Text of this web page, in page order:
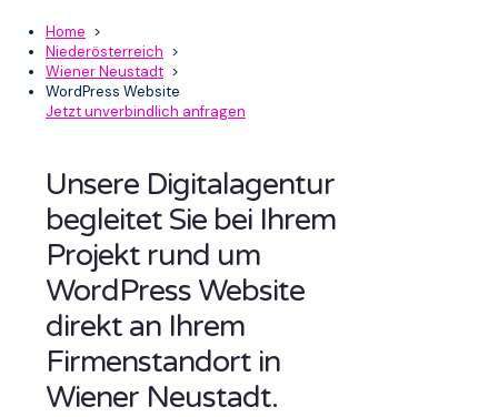
Home >
Niederösterreich >
Wiener Neustadt >
WordPress Website
Jetzt unverbindlich anfragen
Unsere Digitalagentur
begleitet Sie bei Ihrem
Projekt rund um
WordPress Website
direkt an Ihrem
Firmenstandort in
Wiener Neustadt.